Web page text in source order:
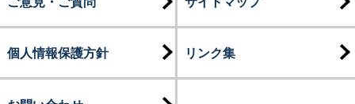
個人情報保護方針 リンク集